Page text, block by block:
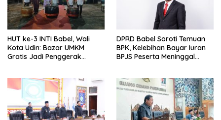
HUT ke-3 INTI Babel, Wali
Kota Udin: Bazar UMKM
Gratis Jadi Penggerak
DPRD Babel Soroti Temuan
BPK, Kelebihan Bayar Iuran
BPJS Peserta Meninggal